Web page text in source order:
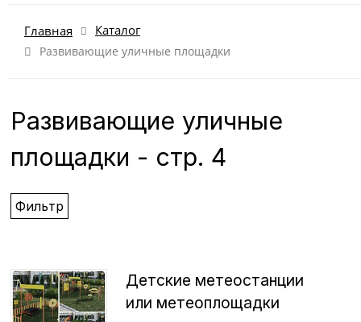
Главная Каталог
Развивающие уличные площадки
Развивающие уличные
площадки - стр. 4
Фильтр
Детские метеостанции
или метеоплощадки